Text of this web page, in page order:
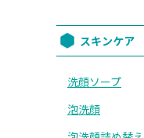
スキンケア
洗顔ソープ
泡洗顔